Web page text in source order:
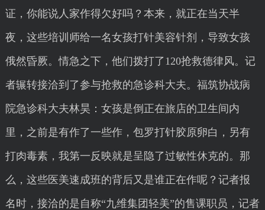
证，你能说人家作得欠好吗？本来，就正在当天半
夜，这些培训师给一名女孩打针美容针剂，导致女孩
俄然昏厥。情急之下，他们拨打了120抢救德律风。记
者辗转接洽到了参与抢救的急诊科大夫。福筑协战病
院急诊科大夫林昊：女孩是倒正在旅店的卫生间内
里，之前是有作了一些作，包罗打针胶原卵白，另有
打肉毒素，我第一反映就是呈隐了过敏性休克的。那
么，这些医美速成班的背后又是谁正在作呢？记者报
名时，接洽的是自称“九维集团轻美”的售课职员，记者